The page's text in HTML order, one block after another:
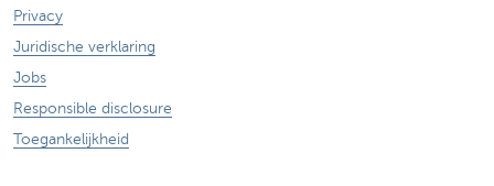
Privacy
Juridische verklaring
Jobs
Responsible disclosure
Toegankelijkheid